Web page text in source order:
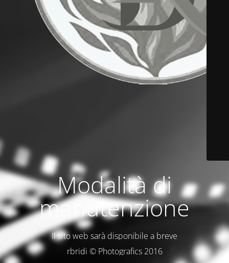
Modalità di
manutenzione
Il sito web sarà disponibile a breve
rbridi © Photografics 2016